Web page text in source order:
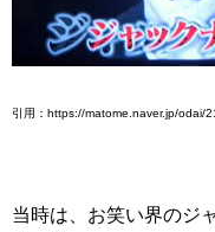
引用：https://matome.naver.jp/odai/
当時は、お笑い界のジ